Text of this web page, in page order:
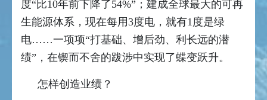
度“比10年前下降了54%”；建成全球最大的可再
生能源体系，现在每用3度电，就有1度是绿
电……一项项“打基础、增后劲、利长远的潜
绩”，在锲而不舍的跋涉中实现了蝶变跃升。
怎样创造业绩？